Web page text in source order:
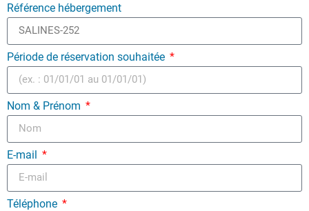
Référence hébergement
Période de réservation souhaitée
Nom & Prénom
E-mail
Téléphone